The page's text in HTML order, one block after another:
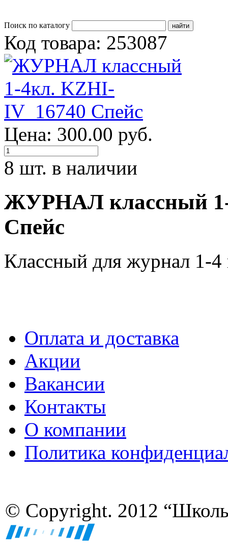
Поиск по каталогу
Код товара: 253087
Цена: 300.00 руб.
8 шт. в наличии
ЖУРНАЛ классный
Спейс
Классный для журнал 1-
Оплата и доставка
Акции
Вакансии
Контакты
О компании
Политика
© Copyright. 2012